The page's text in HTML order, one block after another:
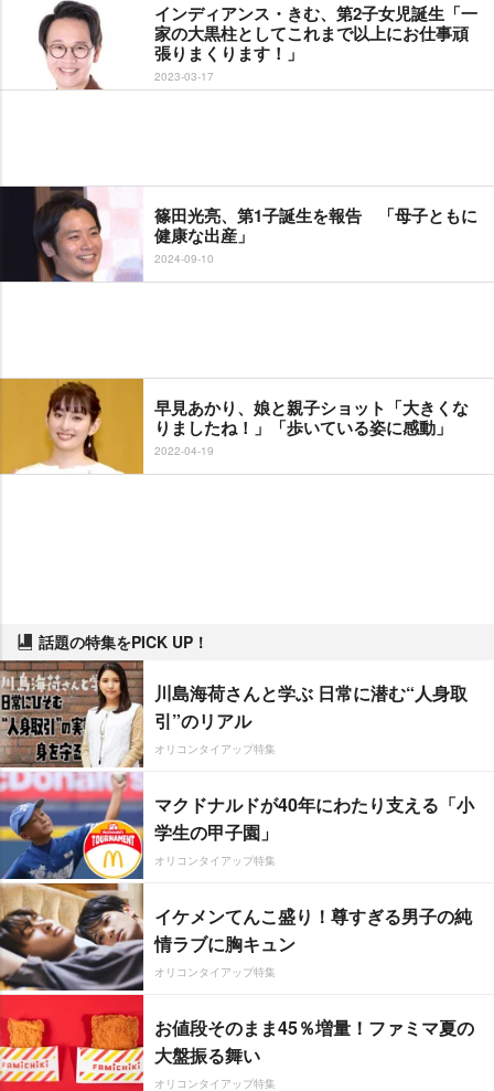
インディアンス・きむ、第2子女児誕生「一
家の大黒柱としてこれまで以上にお仕事頑
張りまくります！」
2023-03-17
篠田光亮、第1子誕生を報告 「母子ともに
健康な出産」
2024-09-10
早見あかり、娘と親子ショット「大きくな
りましたね！」「歩いている姿に感動」
2022-04-19
話題の特集をPICK UP！
川島海荷さんと学ぶ 日常に潜む“人身取
引”のリアル
オリコンタイアップ特集
マクドナルドが40年にわたり支える「小
学生の甲子園」
オリコンタイアップ特集
イケメンてんこ盛り！尊すぎる男子の純
情ラブに胸キュン
オリコンタイアップ特集
お値段そのまま45％増量！ファミマ夏の
大盤振る舞い
オリコンタイアップ特集